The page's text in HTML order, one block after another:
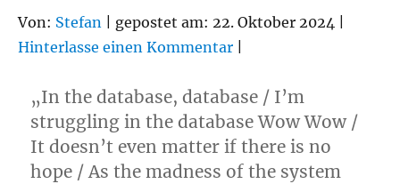
Von: Stefan | gepostet am: 22. Oktober 2024 |
Hinterlasse einen Kommentar
„In the database, database / I’m
struggling in the database Wow Wow /
It doesn’t even matter if there is no
hope / As the madness of the system